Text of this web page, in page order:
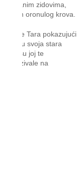
zidovima,
oronulog krova.
je Tara pokazujući
su se u svoja stara
da su joj te
ukazivale na